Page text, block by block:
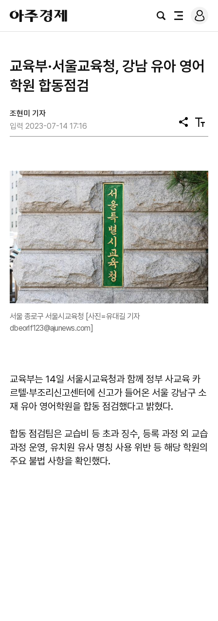
아
주
경
검
전
로
그
교육부·서울교육청, 강남 유아 영어
학원 합동점검
조현미 기자
입력 2023-07-14 17:16
공
유
텍
스
서울 종로구 서울시교육청 [사진=유대길 기자
dbeorlf123@ajunews.com]
교육부는 14일 서울시교육청과 함께 정부 사교육 카
르텔·부조리신고센터에 신고가 들어온 서울 강남구 소
재 유아 영어학원을 합동 점검했다고 밝혔다.
합동 점검팀은 교습비 등 초과 징수, 등록 과정 외 교습
과정 운영, 유치원 유사 명칭 사용 위반 등 해당 학원의
주요 불법 사항을 확인했다.